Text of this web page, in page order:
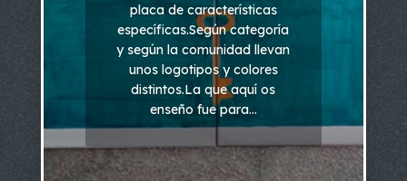
placa de características
específicas.Según categoría
y según la comunidad llevan
unos logotipos y colores
distintos.La que aquí os
enseño fue para...